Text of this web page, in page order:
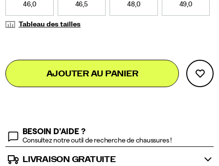
46,0 46,5 48,0 49,0
Tableau des tailles
Product
Actions
Add
to
cart
false
AJOUTER AU PANIER
BESOIN D'AIDE ?
Consultez notre outil de recherche de chaussures !
LIVRAISON GRATUITE